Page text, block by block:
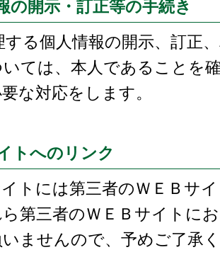
の開示・訂正等の手続き
る個人情報の開示、訂正
いては、本人であることを
な対応をします。
トへのリンク
トには第三者のＷＥＢサ
第三者のＷＥＢサイトに
ませんので、予めご了承